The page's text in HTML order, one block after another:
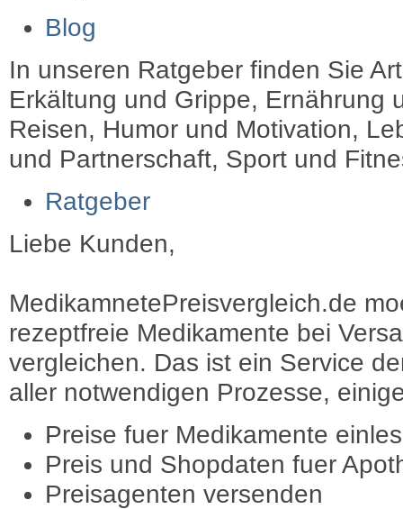
Blog
In unseren Ratgeber finden Sie
Erkältung und Grippe, Ernährung
Reisen, Humor und Motivation,
und Partnerschaft, Sport und
Ratgeber
Liebe Kunden,
MedikamnetePreisvergleich.de
rezeptfreie Medikamente bei
vergleichen. Das ist ein Service
aller notwendigen Prozesse,
Preise fuer Medikamente
Preis und Shopdaten fuer
Preisagenten versenden